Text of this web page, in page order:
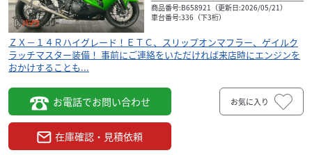
商品番号:B658921（更新日:2026/05/21）
車台番号:336（下3桁）
ＺＸ－１４Ｒハイグレード！ＥＴＣ、スリップオンマフラー、ゲイルク
ラッチマスター装備！ 事前にご連絡をいただければ来店時にエンジンを
おかけすることも...
お電話でお問い合わせ
在庫確認・見積依頼
お気に入り